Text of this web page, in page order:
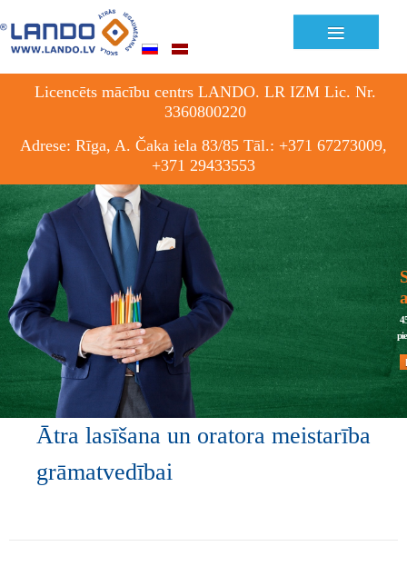
≡
Licencēts mācību centrs LANDO. LR IZM Lic. Nr.
3360800220
Adrese: Rīga, A. Čaka iela 83/85 Tāl.: +371 67273009,
+371 29433553
Ātra lasīšana un oratora meistarība
grāmatvedībai